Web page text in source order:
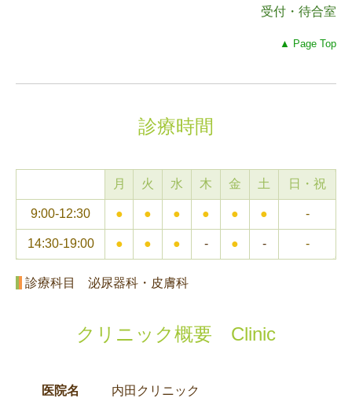
受付・待合室
▲ Page Top
診療時間
月 火 水 木 金 土 日・祝
9:00-12:30 ● ● ● ● ● ● -
14:30-19:00 ● ● ● - ● - -
診療科目 泌尿器科・皮膚科
クリニック概要 Clinic
医院名 内田クリニック